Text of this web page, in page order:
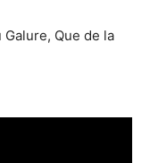
Que de la